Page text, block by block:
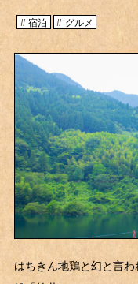
宿泊 グルメ
はちきん地鶏と幻と言